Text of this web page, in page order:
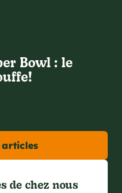
Bowl : le
articles
de chez nous